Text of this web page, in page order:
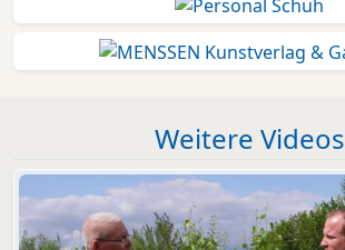
Weitere Videos